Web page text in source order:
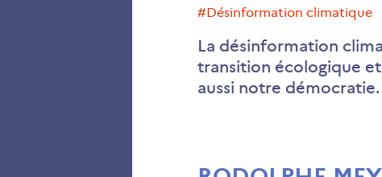
#désinformation climatique
La désinformation
transition écologique
aussi notre